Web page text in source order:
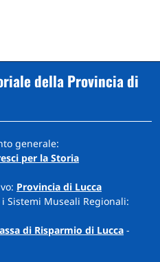
della Provincia di
generale:
per la Storia
Provincia di Lucca
Sistemi Museali Regionali:
di Risparmio di Lucca -